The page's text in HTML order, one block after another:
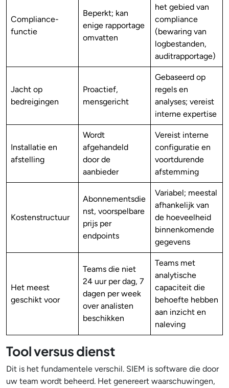
Compliance-
functie
Beperkt; kan
enige rapportage
omvatten
het gebied van
compliance
(bewaring van
logbestanden,
auditrapportage)
Jacht op
bedreigingen
Proactief,
mensgericht
Gebaseerd op
regels en
analyses; vereist
interne expertise
Installatie en
afstelling
Wordt
afgehandeld
door de
aanbieder
Vereist interne
configuratie en
voortdurende
afstemming
Kostenstructuur
Abonnementsdie
nst, voorspelbare
prijs per
endpoints
Variabel; meestal
afhankelijk van
de hoeveelheid
binnenkomende
gegevens
Het meest
geschikt voor
Teams die niet
24 uur per dag, 7
dagen per week
over analisten
beschikken
Teams met
analytische
capaciteit die
behoefte hebben
aan inzicht en
naleving
Tool versus dienst
Dit is het fundamentele verschil. SIEM is software die door
uw team wordt beheerd. Het genereert waarschuwingen,